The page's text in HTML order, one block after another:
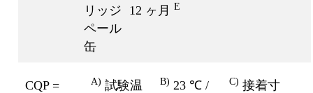
リッジ
ペール
缶
12 ヶ月 E
CQP =
A) 試験温
B) 23 ℃ /
C) 接着寸